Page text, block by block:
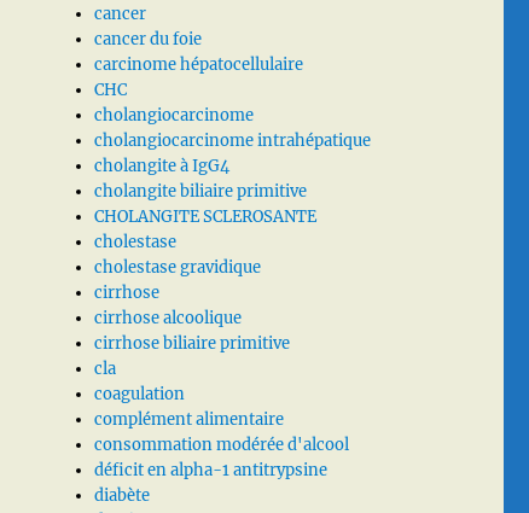
cancer
cancer du foie
carcinome hépatocellulaire
CHC
cholangiocarcinome
cholangiocarcinome intrahépatique
cholangite à IgG4
cholangite biliaire primitive
CHOLANGITE SCLEROSANTE
cholestase
cholestase gravidique
cirrhose
cirrhose alcoolique
cirrhose biliaire primitive
cla
coagulation
complément alimentaire
consommation modérée d'alcool
déficit en alpha-1 antitrypsine
diabète